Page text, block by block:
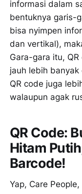
informasi dalam
bentuknya garis-
bisa nyimpen
dan vertikal),
Gara-gara itu,
jauh lebih
QR code juga
walaupun agak
QR Code:
Hitam
Barcode!
Yap, Care